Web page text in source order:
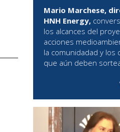
Mario Marchese,
HNH Energy,
los alcances del
acciones
la comunidadad y los
que aún deben